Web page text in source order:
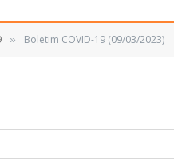
» Boletim COVID-19 (09/03/2023)